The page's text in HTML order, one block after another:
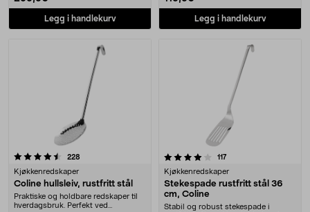
Legg i handlekurv Legg i handlekurv
228
Kjøkkenredskaper
Coline hullsleiv, rustfritt stål
Praktiske og holdbare redskaper til
hverdagsbruk. Perfekt ved
4.0 av 5 stjerner 117anmeldelser
Kjøkkenredskaper
Stekespade rustfritt stål 36
cm, Coline
Stabil og robust stekespade i